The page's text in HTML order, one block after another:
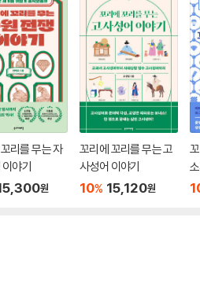
리를 무는 자
야기
원
꼬리에 꼬리를 무는 고
사성어 이야기
10% 15,120원